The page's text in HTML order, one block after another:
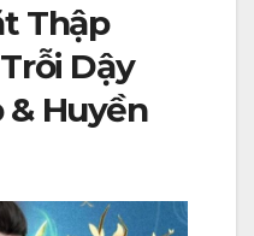
Thập
Dậy
& Huyền